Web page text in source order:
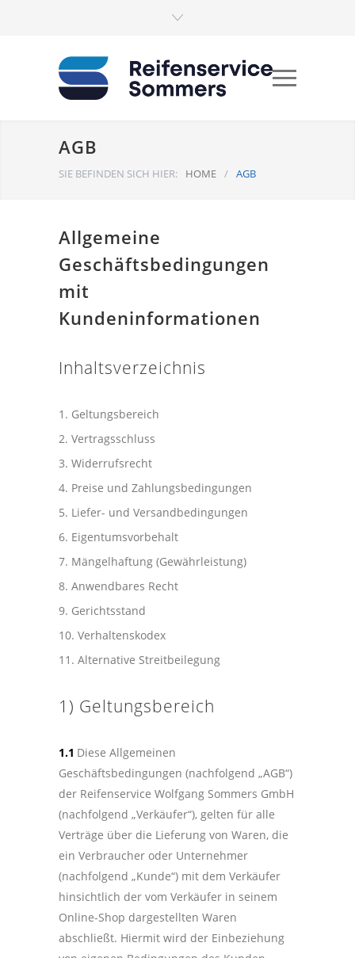
AGB
SIE BEFINDEN SICH HIER: HOME / AGB
Allgemeine
Geschäftsbedingungen
mit
Kundeninformationen
Inhaltsverzeichnis
Geltungsbereich
Vertragsschluss
Widerrufsrecht
Preise und Zahlungsbedingungen
Liefer- und Versandbedingungen
Eigentumsvorbehalt
Mängelhaftung (Gewährleistung)
Anwendbares Recht
Gerichtsstand
Verhaltenskodex
Alternative Streitbeilegung
1) Geltungsbereich
1.1 Diese Allgemeinen
Geschäftsbedingungen (nachfolgend „AGB“)
der Reifenservice Wolfgang Sommers GmbH
(nachfolgend „Verkäufer“), gelten für alle
Verträge über die Lieferung von Waren, die
ein Verbraucher oder Unternehmer
(nachfolgend „Kunde“) mit dem Verkäufer
hinsichtlich der vom Verkäufer in seinem
Online-Shop dargestellten Waren
abschließt. Hiermit wird der Einbeziehung